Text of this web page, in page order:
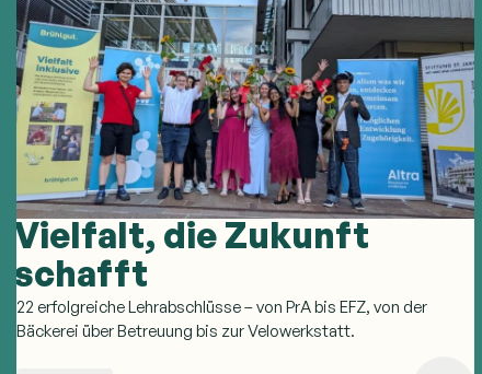
Vielfalt, die Zukunft
schafft
22 erfolgreiche Lehrabschlüsse – von PrA bis EFZ, von der
Bäckerei über Betreuung bis zur Velowerkstatt.